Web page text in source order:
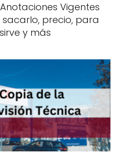
Vigentes
sacarlo, precio, para
y más